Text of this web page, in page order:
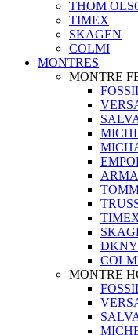
THOM
TIMEX
SKAGEN
COLMI
MONTRES
MONTRE
DKNY
MONTRE